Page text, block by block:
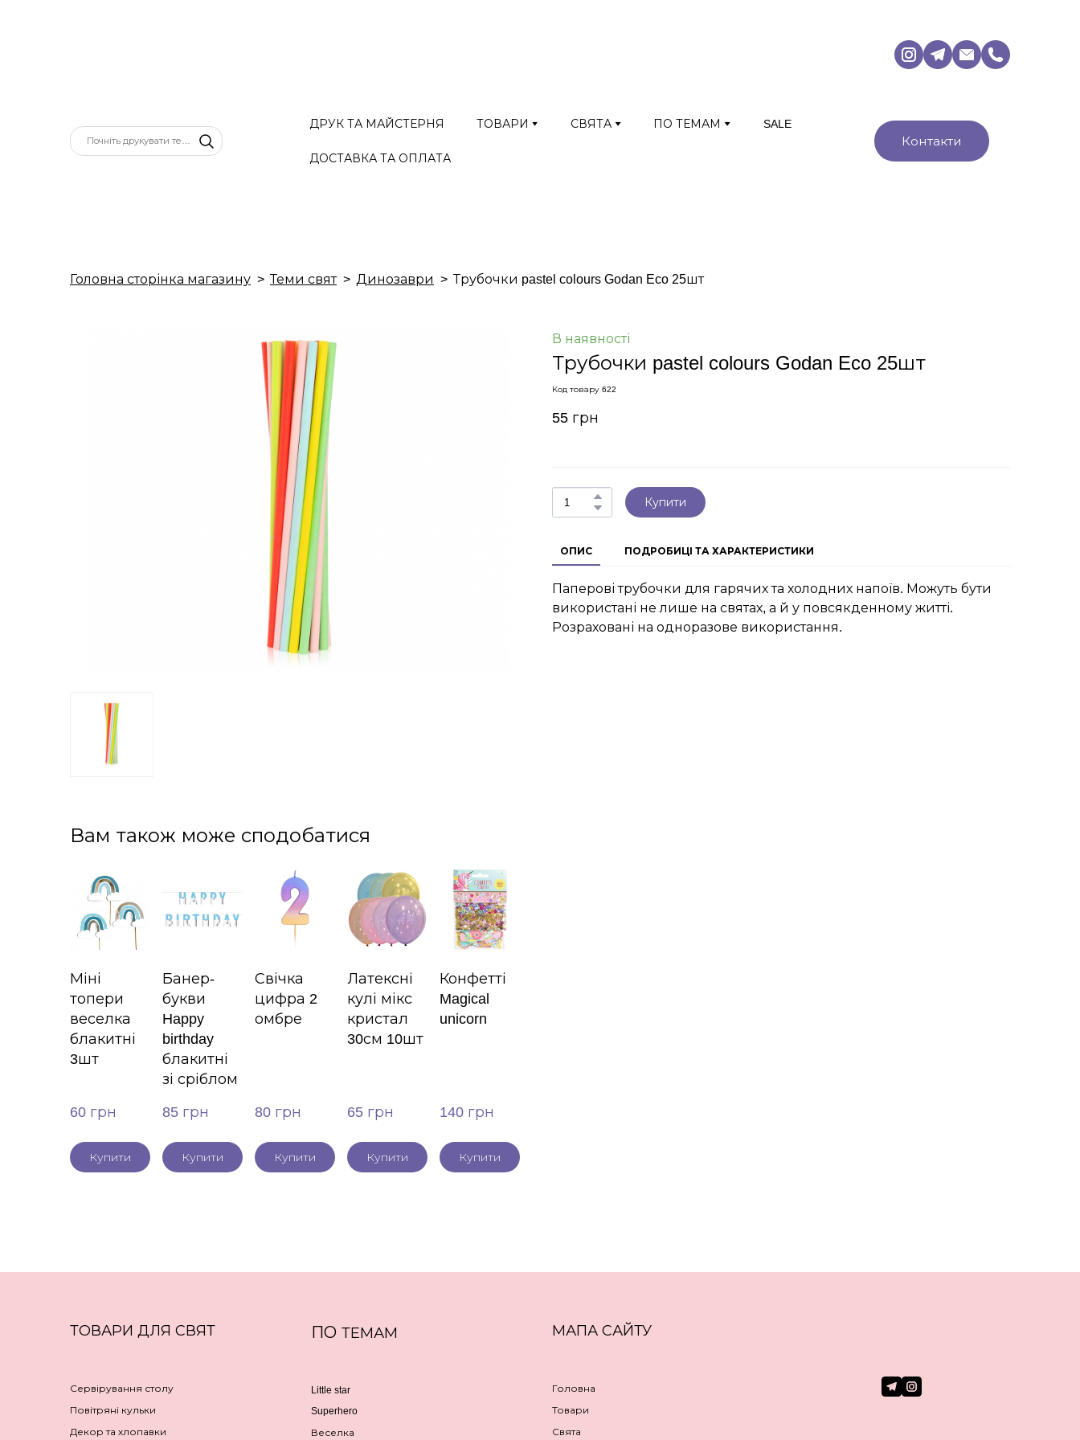
ДРУК ТА МАЙСТЕРНЯ ТОВАРИ СВЯТА ПО ТЕМАМ SALE
ДОСТАВКА ТА ОПЛАТА
Контакти
Головна сторінка магазину Теми свят Динозаври Трубочки pastel colours Godan Eco 25шт
В наявності
Трубочки pastel colours Godan Eco 25шт
Код товару 622
55 грн
Купити
ОПИС ПОДРОБИЦІ ТА ХАРАКТЕРИСТИКИ
Паперові трубочки для гарячих та холодних напоїв. Можуть бути
використані не лише на святах, а й у повсякденному житті.
Розраховані на одноразове використання.
Вам також може сподобатися
Міні
топери
веселка
блакитні
3шт
60 грн
Купити
Банер-
букви
Happy
birthday
блакитні
зі сріблом
85 грн
Купити
Свічка
цифра 2
омбре
80 грн
Купити
Латексні
кулі мікс
кристал
30см 10шт
65 грн
Купити
Конфетті
Magical
unicorn
140 грн
Купити
ТОВАРИ ДЛЯ СВЯТ
Сервірування столу
Повітряні кульки
Декор та хлопавки
ПО ТЕМАМ
Little star
Superhero
Веселка
МАПА САЙТУ
Головна
Товари
Свята